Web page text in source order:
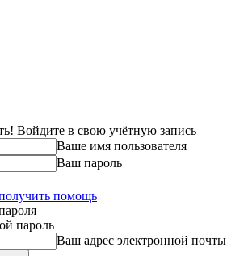
Войдите в свою учётную запись
Ваше имя пользователя
Ваш пароль
помощь
пароль
Ваш адрес электронной почты